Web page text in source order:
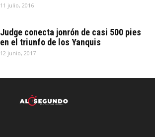
11 julio, 2016
Judge conecta jonrón de casi 500 pies
en el triunfo de los Yanquis
12 junio, 2017